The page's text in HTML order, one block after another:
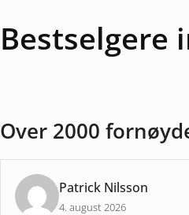
Bestselgere
Over 2000
Patrick Nilsson
4. august 2026